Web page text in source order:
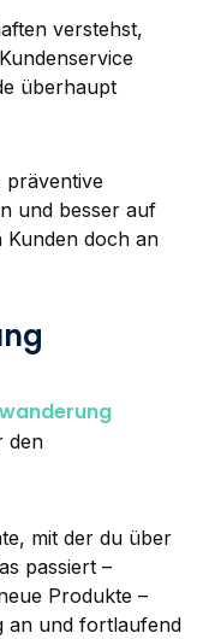
verstehst,
überhaupt
und besser auf
Kunden doch an
den
mit der du über
passiert –
Produkte –
an und fortlaufend